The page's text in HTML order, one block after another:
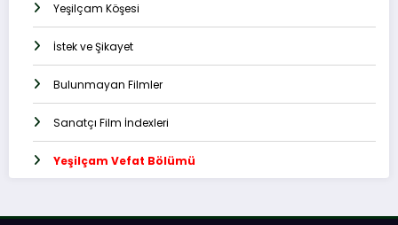
Yeşilçam Köşesi
İstek ve Şikayet
Bulunmayan Filmler
Sanatçı Film İndexleri
Yeşilçam Vefat Bölümü